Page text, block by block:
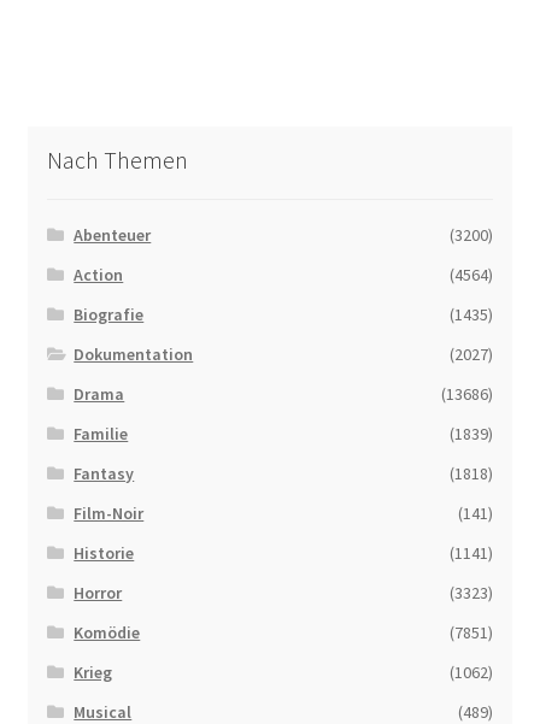
Nach Themen
Abenteuer
(3200)
Action
(4564)
Biografie
(1435)
Dokumentation
(2027)
Drama
(13686)
Familie
(1839)
Fantasy
(1818)
Film-Noir
(141)
Historie
(1141)
Horror
(3323)
Komödie
(7851)
Krieg
(1062)
Musical
(489)